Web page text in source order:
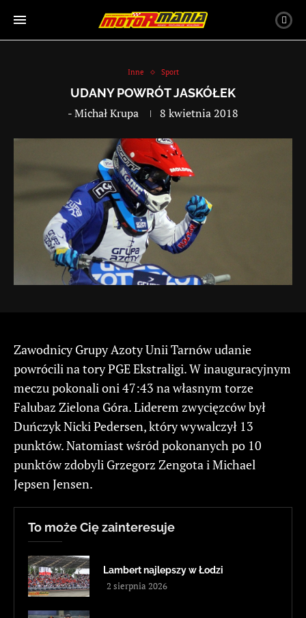
Inne Sport
UDANY POWRÓT JASKÓŁEK
-Michał Krupa 8 kwietnia 2018
Zawodnicy Grupy Azoty Unii Tarnów udanie
powrócili na tory PGE Ekstraligi. W inauguracyjnym
meczu pokonali oni 47:43 na własnym torze
Falubaz Zielona Góra. Liderem zwycięzców był
Duńczyk Nicki Pedersen, który wywalczył 13
punktów. Natomiast wśród pokonanych po 10
punktów zdobyli Grzegorz Zengota i Michael
Jepsen Jensen.
To może Cię zainteresuje
Lambert najlepszy w Łodzi
2 sierpnia 2026